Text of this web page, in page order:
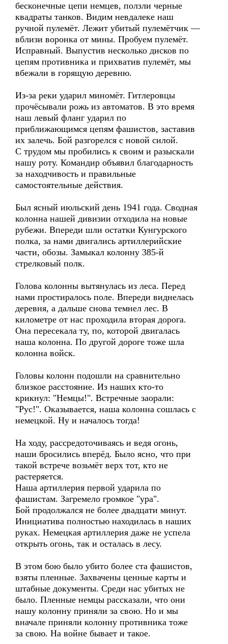
бесконечные цепи немцев, ползли черные
квадраты танков. Видим невдалеке наш
ручной пулемёт. Лежит убитый пулемётчик —
вблизи воронка от мины. Пробуем пулемёт.
Исправный. Выпустив несколько дисков по
цепям противника и прихватив пулемёт, мы
вбежали в горящую деревню.
Из-за реки ударил миномёт. Гитлеровцы
прочёсывали рожь из автоматов. В это время
наш левый фланг ударил по
приближающимся цепям фашистов, заставив
их залечь. Бой разгорелся с новой силой.
С трудом мы пробились к своим и разыскали
нашу роту. Командир объявил благодарность
за находчивость и правильные
самостоятельные действия.
Был ясный июльский день 1941 года. Сводная
колонна нашей дивизии отходила на новые
рубежи. Впереди шли остатки Кунгурского
полка, за нами двигались артиллерийские
части, обозы. Замыкал колонну 385-й
стрелковый полк.
Голова колонны вытянулась из леса. Перед
нами простиралось поле. Впереди виднелась
деревня, а дальше снова темнел лес. В
километре от нас проходила вторая дорога.
Она пересекала ту, по, которой двигалась
наша колонна. По другой дороге тоже шла
колонна войск.
Головы колонн подошли на сравнительно
близкое расстояние. Из наших кто-то
крикнул: "Немцы!". Встречные заорали:
"Pyс!". Оказывается, наша колонна сошлась с
немецкой. Ну и началось тогда!
На ходу, рассредоточиваясь и ведя огонь,
наши бросились вперёд. Было ясно, что при
такой встрече возьмёт верх тот, кто не
растеряется.
Наша артиллерия первой ударила по
фашистам. Загремело громкое "ура".
Бой продолжался не более двадцати минут.
Инициатива полностью находилась в наших
руках. Немецкая артиллерия даже не успела
открыть огонь, так и осталась в лесу.
В этом бою было убито более ста фашистов,
взяты пленные. Захвачены ценные карты и
штабные документы. Среди нас убитых не
было. Пленные немцы рассказали, что они
нашу колонну приняли за свою. Но и мы
вначале приняли колонну противника тоже
за свою. На войне бывает и такое.